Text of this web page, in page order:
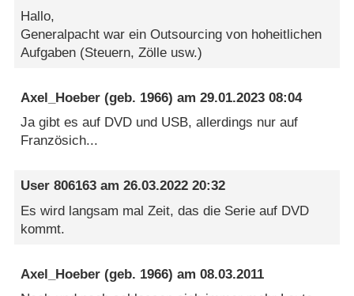
Hallo,
Generalpacht war ein Outsourcing von hoheitlichen
Aufgaben (Steuern, Zölle usw.)
Axel_Hoeber (geb. 1966) am29.01.2023 08:04
Ja gibt es auf DVD und USB, allerdings nur auf
Französich...
User 806163 am26.03.2022 20:32
Es wird langsam mal Zeit, das die Serie auf DVD
kommt.
Axel_Hoeber (geb. 1966) am08.03.2011